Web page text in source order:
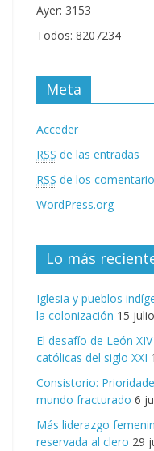
Ayer: 3153
Todos: 8207234
Meta
Acceder
RSS de las entradas
RSS de los
WordPress.org
Lo más
Iglesia y pueblos
la colonización 15
El desafío de León
católicas del siglo XXI
Consistorio:
mundo fracturado 6
Más liderazgo
reservada al clero 29